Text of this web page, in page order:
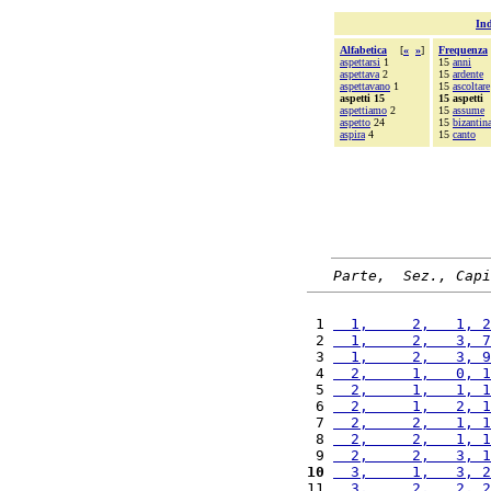
Alfabetica [« »]
aspettarsi 1
aspettava 2
aspettavano 1
aspetti 15
aspettiamo 2
aspetto 24
aspira 4
Frequenza
15 anni
15 ardente
15 ascoltare
15 aspetti
15 assume
15 bizantina
15 canto
Parte,  Sez.,
1
1,     2,   1,
2
1,     2,   3,
3
1,     2,   3,
4
2,     1,   0,
5
2,     1,   1,
6
2,     1,   2,
7
2,     2,   1,
8
2,     2,   1,
9
2,     2,   3,
10
3,     1,   3,